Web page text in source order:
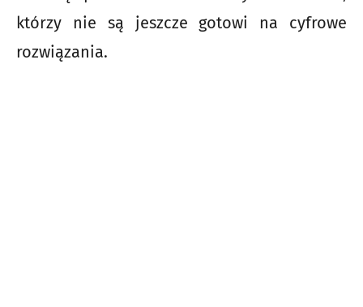
którzy nie są jeszcze gotowi na cyfrowe
rozwiązania.